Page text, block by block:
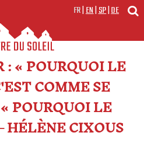
FR|EN|SP|DE
: « POURQUOI LE
COMME SE
POURQUOI LE
HÉLÈNE CIXOUS